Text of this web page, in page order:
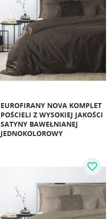
EUROFIRANY NOVA KOMPLET
POŚCIELI Z WYSOKIEJ JAKOŚCI
SATYNY BAWEŁNIANEJ
JEDNOKOLOROWY
favorite_border